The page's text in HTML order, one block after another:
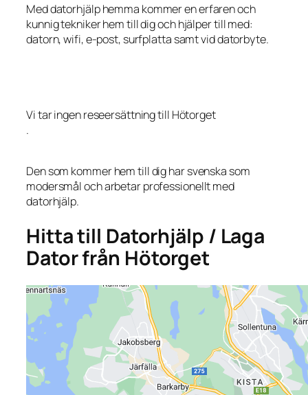
Med datorhjälp hemma kommer en erfaren och
kunnig tekniker hem till dig och hjälper till med:
datorn, wifi, e-post, surfplatta samt vid datorbyte.
Vi tar ingen reseersättning till Hötorget
.
Den som kommer hem till dig har svenska som
modersmål och arbetar professionellt med
datorhjälp.
Hitta till Datorhjälp / Laga
Dator från Hötorget